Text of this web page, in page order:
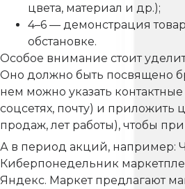
цвета, материал и др.);
4–6 — демонстрация
обстановке.
Особое внимание стоит
Оно должно быть посвящено
нем можно указать
соцсетях, почту) и приложить
продаж, лет работы), чтобы
А в период акций, например:
Киберпонедельник
Яндекс. Маркет предлагают